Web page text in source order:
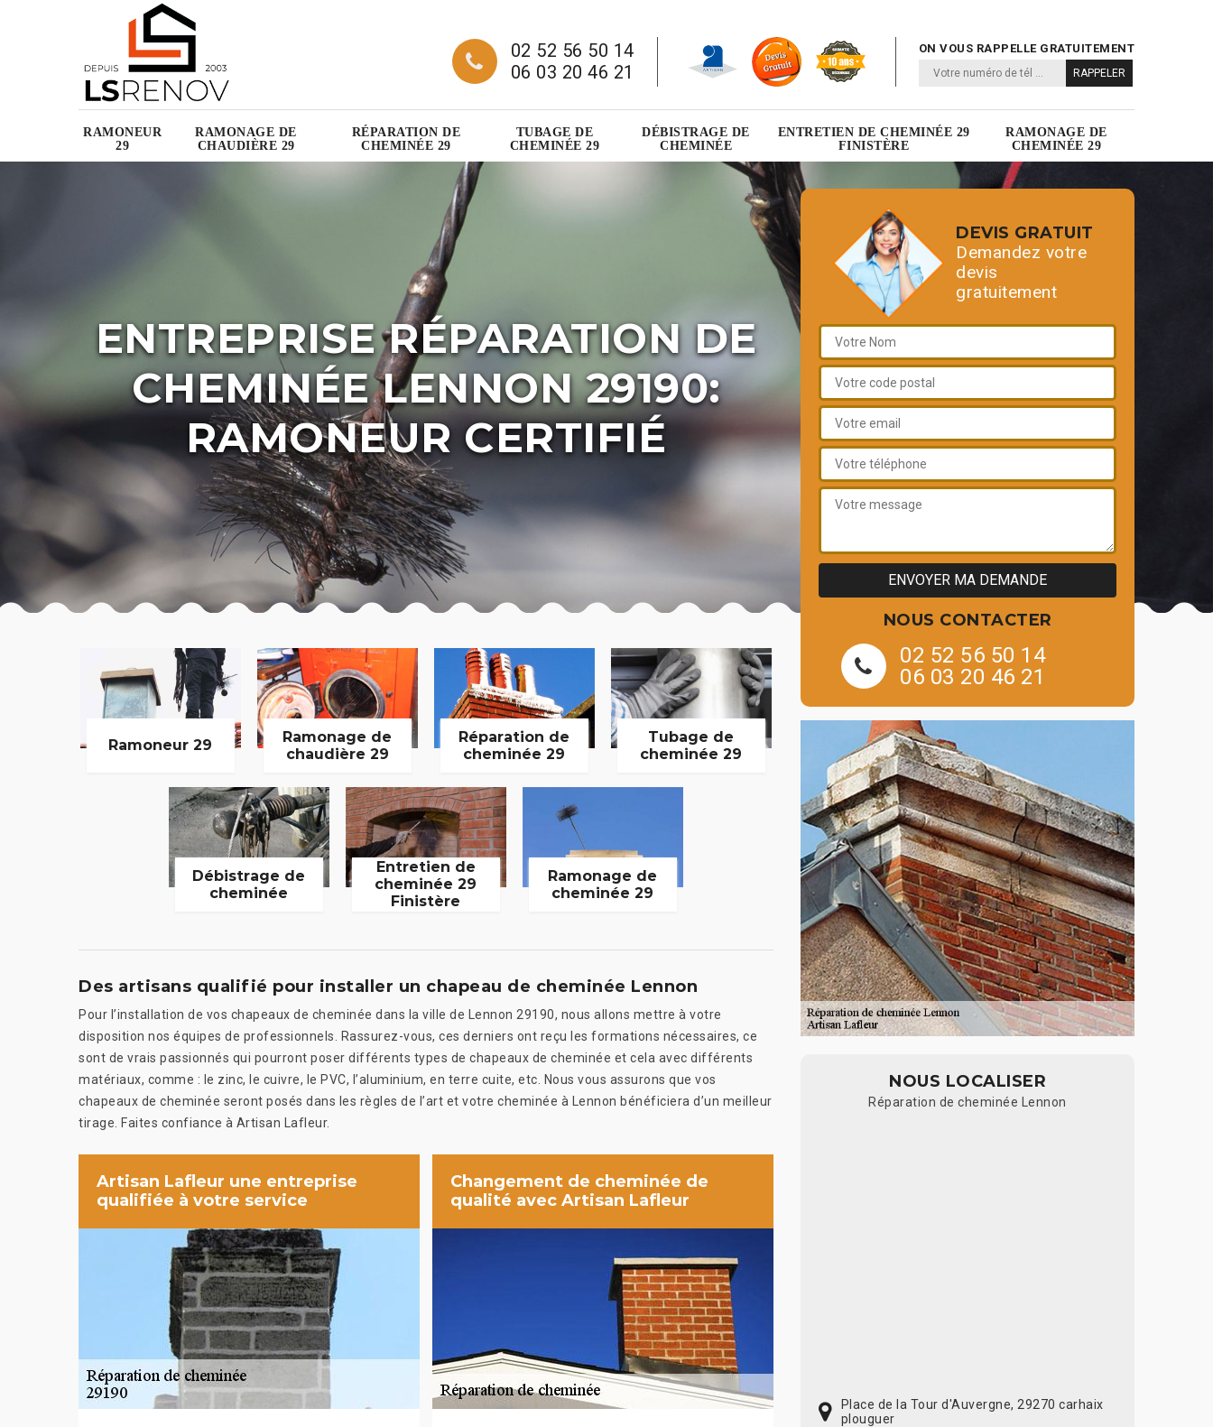
02 52 56 50 14
06 03 20 46 21
ON VOUS RAPPELLE GRATUITEMENT
RAMONEUR
29
RAMONAGE DE
CHAUDIÈRE 29
RÉPARATION DE
CHEMINÉE 29
TUBAGE DE
CHEMINÉE 29
DÉBISTRAGE DE
CHEMINÉE
ENTRETIEN DE CHEMINÉE 29
FINISTÈRE
RAMONAGE DE
CHEMINÉE 29
ENTREPRISE RÉPARATION DE
CHEMINÉE LENNON 29190:
RAMONEUR CERTIFIÉ
Ramoneur 29
Ramonage de
chaudière 29
Réparation de
cheminée 29
Tubage de
cheminée 29
Débistrage de
cheminée
Entretien de
cheminée 29
Finistère
Ramonage de
cheminée 29
Des artisans qualifié pour installer un chapeau de cheminée Lennon
Pour l’installation de vos chapeaux de cheminée dans la ville de Lennon 29190, nous allons mettre à votre
disposition nos équipes de professionnels. Rassurez-vous, ces derniers ont reçu les formations nécessaires, ce
sont de vrais passionnés qui pourront poser différents types de chapeaux de cheminée et cela avec différents
matériaux, comme : le zinc, le cuivre, le PVC, l’aluminium, en terre cuite, etc. Nous vous assurons que vos
chapeaux de cheminée seront posés dans les règles de l’art et votre cheminée à Lennon bénéficiera d’un meilleur
tirage. Faites confiance à Artisan Lafleur.
Artisan Lafleur une entreprise
qualifiée à votre service
Changement de cheminée de
qualité avec Artisan Lafleur
DEVIS GRATUIT
Demandez votre
devis
gratuitement
NOUS CONTACTER
02 52 56 50 14
06 03 20 46 21
NOUS LOCALISER
Réparation de cheminée Lennon
Place de la Tour d'Auvergne, 29270 carhaix
plouguer